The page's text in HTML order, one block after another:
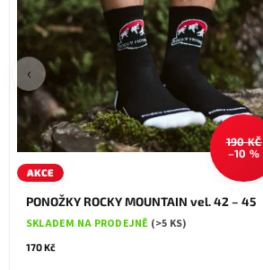
‹
AKCE
190 KČ
–10 %
PONOŽKY ROCKY MOUNTAIN vel. 42 – 45
SKLADEM NA PRODEJNĚ (>5 KS)
170 Kč